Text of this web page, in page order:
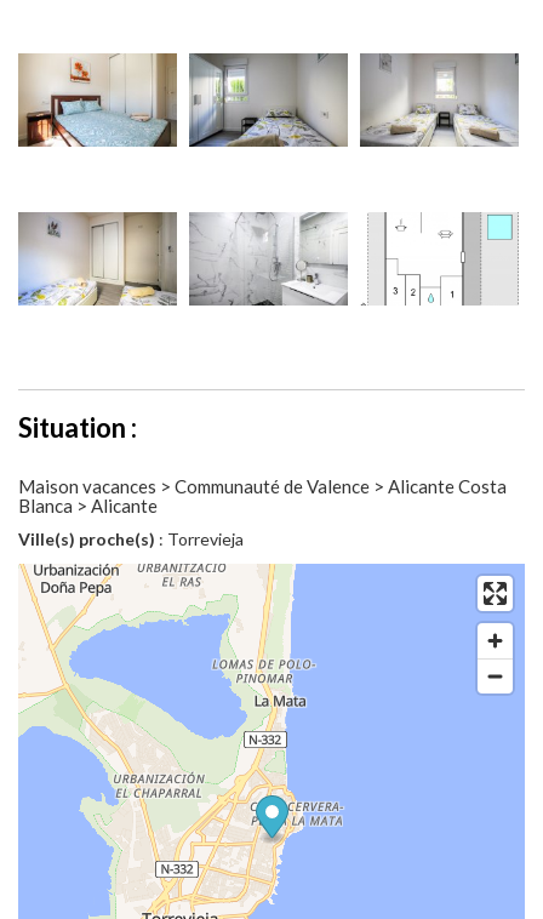
Situation :
Maison vacances > Communauté de Valence > Alicante Costa
Blanca > Alicante
Ville(s) proche(s) : Torrevieja